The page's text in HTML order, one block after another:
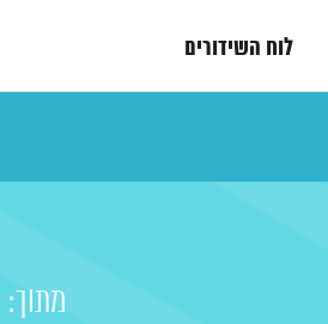
לוח השידורים
מתוך: